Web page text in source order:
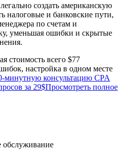
создать американскую
налоговые и банковские пути,
по счетам и
уменьшая ошибки и скрытые
стоимость всего $77
настройка в одном месте
минутную консультацию CPA
за 29$Просмотреть полное
обслуживание